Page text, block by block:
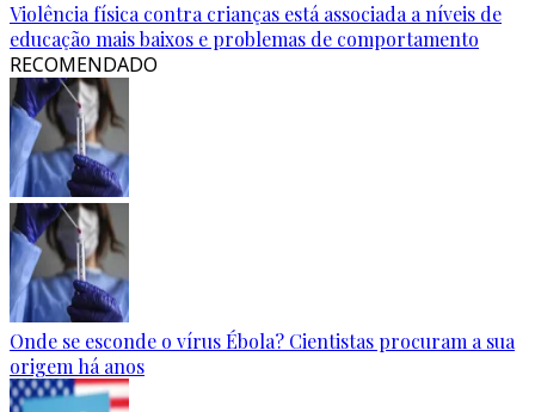
Violência física contra crianças está associada a níveis de
educação mais baixos e problemas de comportamento
RECOMENDADO
Onde se esconde o vírus Ébola? Cientistas procuram a sua
origem há anos